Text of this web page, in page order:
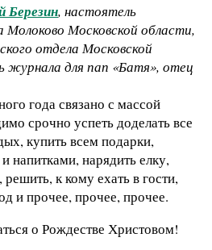
Березин, настоятель
Молоково Московской области,
отдела Московской
журнала для пап «Батя», отец
года связано с массой
срочно успеть доделать все
купить всем подарки,
напитками, нарядить елку,
к кому ехать в гости,
и прочее, прочее, прочее.
о Рождестве Христовом!